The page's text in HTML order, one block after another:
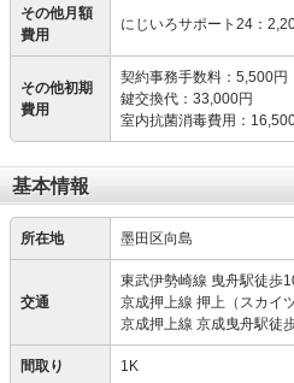
その他月額
費用
にじいろサポート24 ：
その他初期
費用
契約事務手数料 ： 5,500円
鍵交換代 ： 33,000円
室内抗菌消毒費用 ：
基本情報
所在地 墨田区向島
交通
東武伊勢崎線 曳舟駅徒歩
京成押上線 押上（スカイ
京成押上線 京成曳舟駅徒
間取り 1K